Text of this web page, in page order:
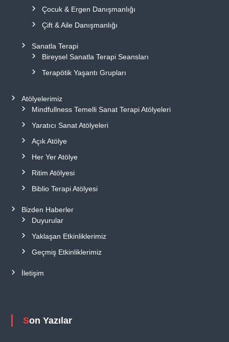
Çocuk & Ergen Danışmanlığı
Çift & Aile Danışmanlığı
Sanatla Terapi
Bireysel Sanatla Terapi Seansları
Terapötik Yaşantı Grupları
Atölyelerimiz
Mindfullness Temelli Sanat Terapi Atölyeleri
Yaratıcı Sanat Atölyeleri
Açık Atölye
Her Yer Atölye
Ritim Atölyesi
Biblio Terapi Atölyesi
Bizden Haberler
Duyurular
Yaklaşan Etkinliklerimiz
Geçmiş Etkinliklerimiz
İletişim
Son Yazılar